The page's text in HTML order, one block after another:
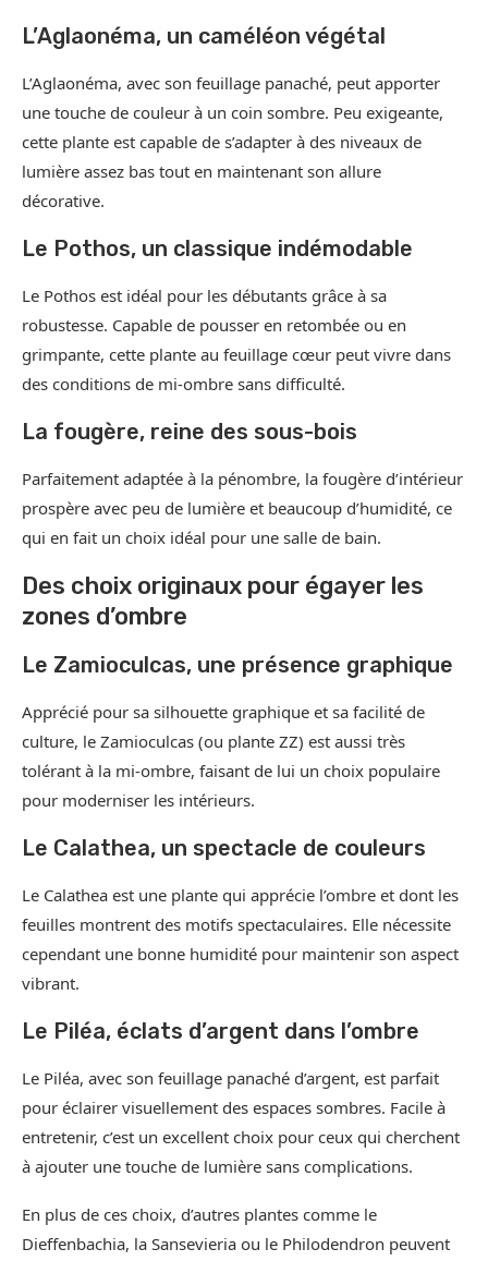
L’Aglaonéma, un caméléon végétal
L’Aglaonéma, avec son feuillage panaché, peut apporter
une touche de couleur à un coin sombre. Peu exigeante,
cette plante est capable de s’adapter à des niveaux de
lumière assez bas tout en maintenant son allure
décorative.
Le Pothos, un classique indémodable
Le Pothos est idéal pour les débutants grâce à sa
robustesse. Capable de pousser en retombée ou en
grimpante, cette plante au feuillage cœur peut vivre dans
des conditions de mi-ombre sans difficulté.
La fougère, reine des sous-bois
Parfaitement adaptée à la pénombre, la fougère d’intérieur
prospère avec peu de lumière et beaucoup d’humidité, ce
qui en fait un choix idéal pour une salle de bain.
Des choix originaux pour égayer les
zones d’ombre
Le Zamioculcas, une présence graphique
Apprécié pour sa silhouette graphique et sa facilité de
culture, le Zamioculcas (ou plante ZZ) est aussi très
tolérant à la mi-ombre, faisant de lui un choix populaire
pour moderniser les intérieurs.
Le Calathea, un spectacle de couleurs
Le Calathea est une plante qui apprécie l’ombre et dont les
feuilles montrent des motifs spectaculaires. Elle nécessite
cependant une bonne humidité pour maintenir son aspect
vibrant.
Le Piléa, éclats d’argent dans l’ombre
Le Piléa, avec son feuillage panaché d’argent, est parfait
pour éclairer visuellement des espaces sombres. Facile à
entretenir, c’est un excellent choix pour ceux qui cherchent
à ajouter une touche de lumière sans complications.
En plus de ces choix, d’autres plantes comme le
Dieffenbachia, la Sansevieria ou le Philodendron peuvent